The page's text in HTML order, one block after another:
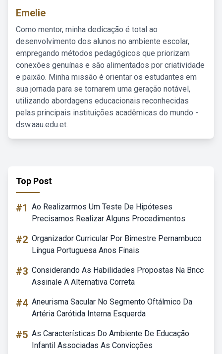
Emelie
Como mentor, minha dedicação é total ao
desenvolvimento dos alunos no ambiente escolar,
empregando métodos pedagógicos que priorizam
conexões genuínas e são alimentados por criatividade
e paixão. Minha missão é orientar os estudantes em
sua jornada para se tornarem uma geração notável,
utilizando abordagens educacionais reconhecidas
pelas principais instituições acadêmicas do mundo -
dsw.aau.edu.et.
Top Post
#1 Ao Realizarmos Um Teste De Hipóteses
Precisamos Realizar Alguns Procedimentos
#2 Organizador Curricular Por Bimestre Pernambuco
Língua Portuguesa Anos Finais
#3 Considerando As Habilidades Propostas Na Bncc
Assinale A Alternativa Correta
#4 Aneurisma Sacular No Segmento Oftálmico Da
Artéria Carótida Interna Esquerda
#5 As Características Do Ambiente De Educação
Infantil Associadas As Convicções